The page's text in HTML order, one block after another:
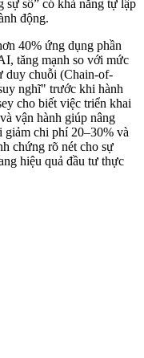
sự số” có khả năng tự lập
động.
40% ứng dụng phần
tăng mạnh so với mức
duy chuỗi (Chain-of-
nghĩ" trước khi hành
cho biết việc triển khai
vận hành giúp nâng
giảm chi phí 20–30% và
chứng rõ nét cho sự
hiệu quả đầu tư thực